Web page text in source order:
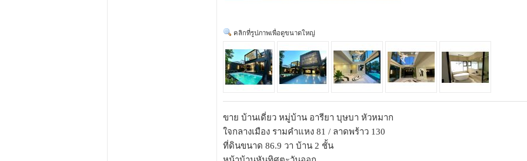
คลิกที่รูปภาพเพื่อดูขนาดใหญ่
ขาย บ้านเดี่ยว หมู่บ้าน อารียา บุษบา หัวหมาก
ใจกลางเมือง รามคำแหง 81 / ลาดพร้าว 130
ที่ดินขนาด 86.9 วา บ้าน 2 ชั้น